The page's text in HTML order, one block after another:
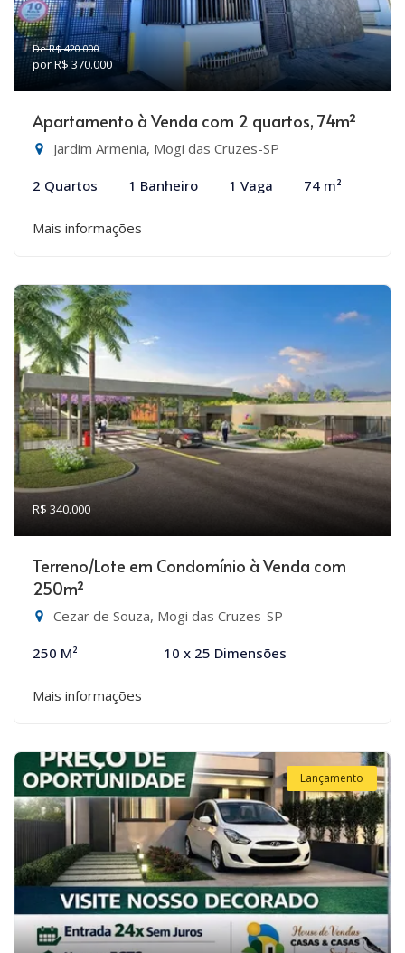
De R$ 420.000
por R$ 370.000
Apartamento à Venda com 2 quartos, 74m²
Jardim Armenia, Mogi das Cruzes-SP
2 Quartos 1 Banheiro 1 Vaga 74 m²
Mais informações
R$ 340.000
Terreno/Lote em Condomínio à Venda com
250m²
Cezar de Souza, Mogi das Cruzes-SP
250 M² 10 x 25 Dimensões
Mais informações
Lançamento